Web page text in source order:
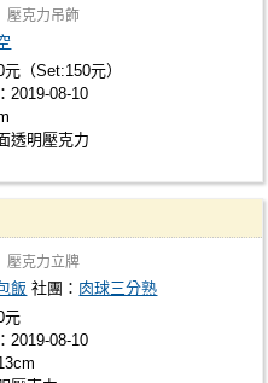
壓克力吊飾
（Set:150元）
2019-08-10
透明壓克力
壓克力立牌
飯 社團： 肉球三分熟
元
2019-08-10